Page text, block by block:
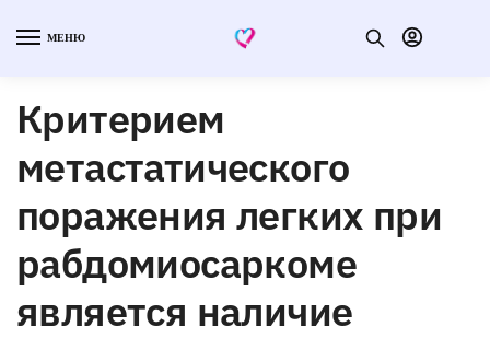
МЕНЮ
Критерием
метастатического
поражения легких при
рабдомиосаркоме
является наличие